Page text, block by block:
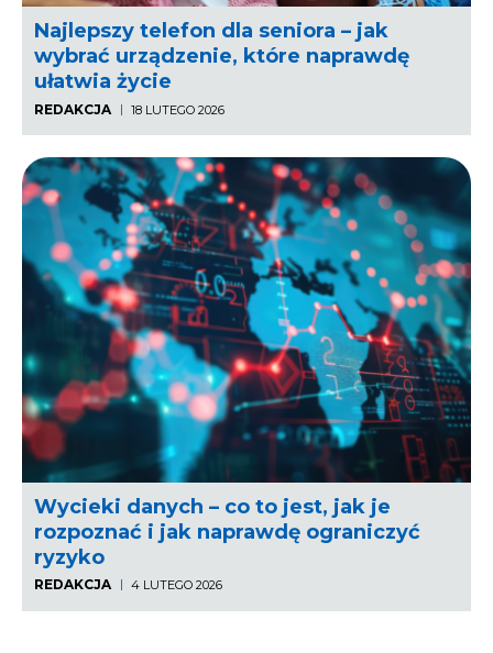
Najlepszy telefon dla seniora – jak
wybrać urządzenie, które naprawdę
ułatwia życie
REDAKCJA 18 LUTEGO 2026
Wycieki danych – co to jest, jak je
rozpoznać i jak naprawdę ograniczyć
ryzyko
REDAKCJA 4 LUTEGO 2026